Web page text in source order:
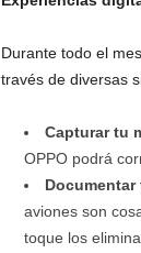
Durante todo el
través de diversas
Capturar tu
OPPO podrá
aviones son
toque los